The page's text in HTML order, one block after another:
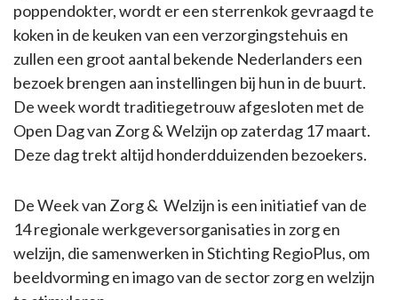
poppendokter, wordt er een sterrenkok gevraagd te
koken in de keuken van een verzorgingstehuis en
zullen een groot aantal bekende Nederlanders een
bezoek brengen aan instellingen bij hun in de buurt.
De week wordt traditiegetrouw afgesloten met de
Open Dag van Zorg & Welzijn op zaterdag 17 maart.
Deze dag trekt altijd honderdduizenden bezoekers.
De Week van Zorg & Welzijn is een initiatief van de
14 regionale werkgeversorganisaties in zorg en
welzijn, die samenwerken in Stichting RegioPlus, om
beeldvorming en imago van de sector zorg en welzijn